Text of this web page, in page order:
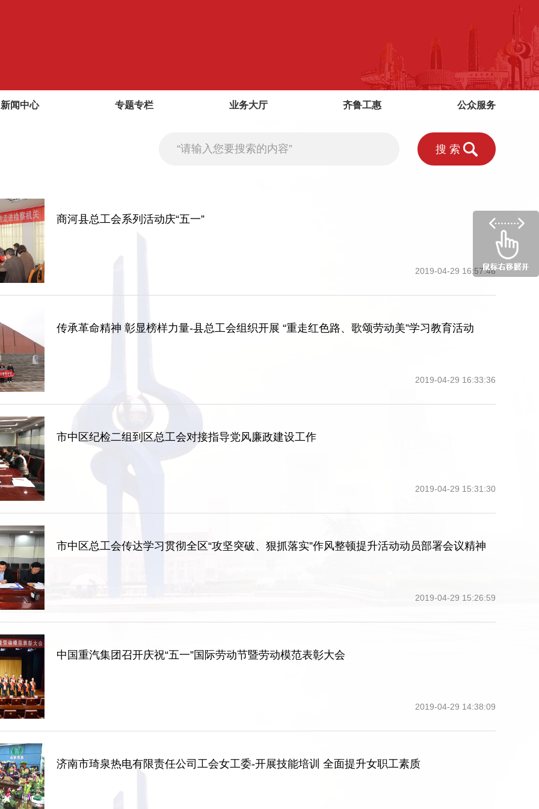
新闻中心 专题专栏 业务大厅 齐鲁工惠 公众服务
搜索
商河县总工会系列活动庆“五一”
2019-04-29 16:57:46
传承革命精神 彰显榜样力量-县总工会组织开展 “重走红色路、歌颂劳动美”学习教育活动
2019-04-29 16:33:36
市中区纪检二组到区总工会对接指导党风廉政建设工作
2019-04-29 15:31:30
市中区总工会传达学习贯彻全区“攻坚突破、狠抓落实”作风整顿提升活动动员部署会议精神
2019-04-29 15:26:59
中国重汽集团召开庆祝“五一”国际劳动节暨劳动模范表彰大会
2019-04-29 14:38:09
济南市琦泉热电有限责任公司工会女工委-开展技能培训 全面提升女职工素质